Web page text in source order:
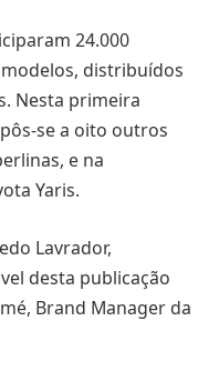
24.000
distribuídos
Nesta primeira
se a oito outros
e na
Yaris.
Lavrador,
desta publicação
Brand Manager da